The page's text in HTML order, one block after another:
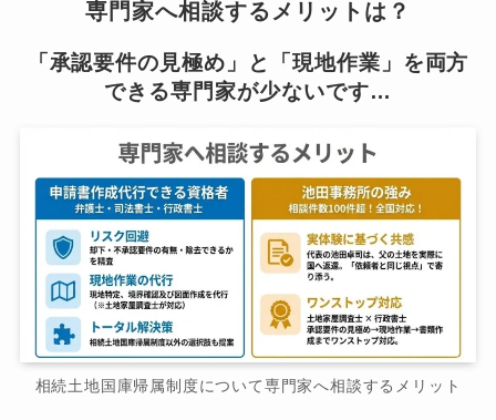
専門家へ相談するメリットは？
「承認要件の見極め」と「現地作業」を両方
できる専門家が少ないです…
相続土地国庫帰属制度について専門家へ相談するメリット